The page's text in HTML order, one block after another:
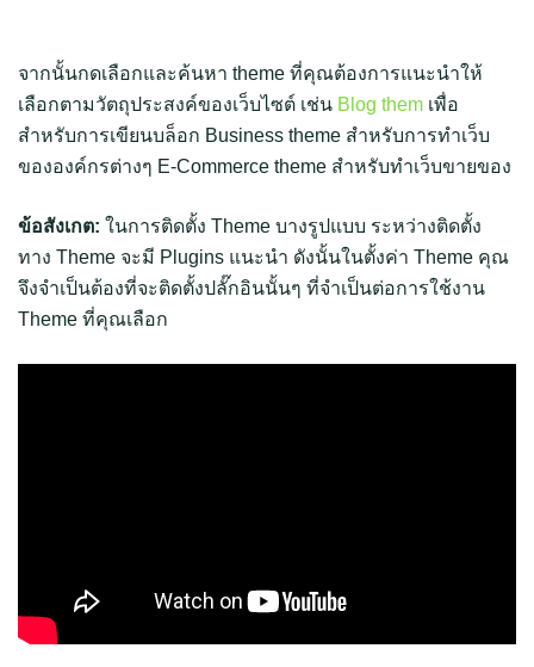
จากนั้นกดเลือกและค้นหา theme ที่คุณต้องการแนะนำให้
เลือกตามวัตถุประสงค์ของเว็บไซต์ เช่น Blog them เพื่อ
สำหรับการเขียนบล็อก Business theme สำหรับการทำเว็บ
ขององค์กรต่างๆ E-Commerce theme สำหรับทำเว็บขายของ
ข้อสังเกต: ในการติดตั้ง Theme บางรูปแบบ ระหว่างติดตั้ง
ทาง Theme จะมี Plugins แนะนำ ดังนั้นในตั้งค่า Theme คุณ
จึงจำเป็นต้องที่จะติดตั้งปลั๊กอินนั้นๆ ที่จำเป็นต่อการใช้งาน
Theme ที่คุณเลือก